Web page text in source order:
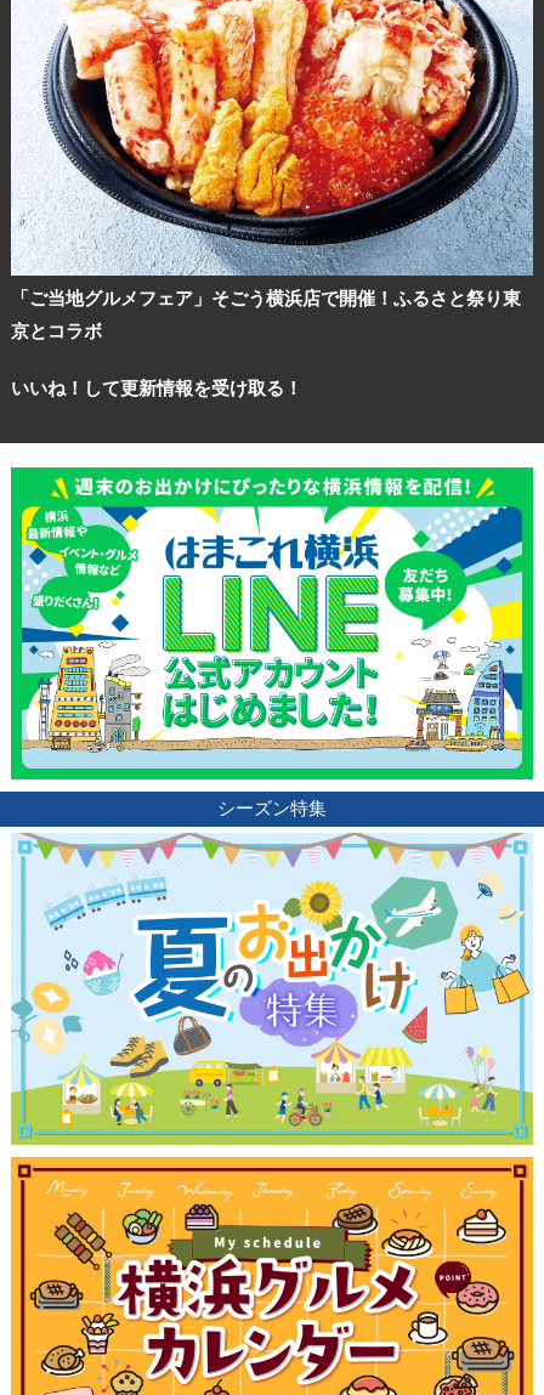
「ご当地グルメフェア」そごう横浜店で開催！ふるさと祭り東
京とコラボ
いいね！して更新情報を受け取る！
シーズン特集